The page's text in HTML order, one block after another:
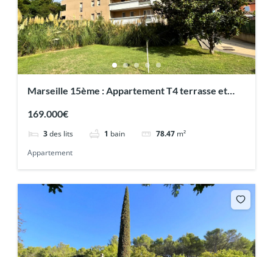
Marseille 15ème : Appartement T4 terrasse et
169.000€
3 des lits 1 bain 78.47 m²
Appartement